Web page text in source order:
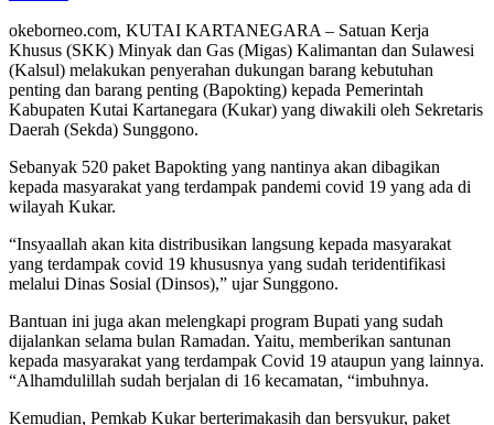
okeborneo.com, KUTAI KARTANEGARA – Satuan Kerja
Khusus (SKK) Minyak dan Gas (Migas) Kalimantan dan Sulawesi
(Kalsul) melakukan penyerahan dukungan barang kebutuhan
penting dan barang penting (Bapokting) kepada Pemerintah
Kabupaten Kutai Kartanegara (Kukar) yang diwakili oleh Sekretaris
Daerah (Sekda) Sunggono.
Sebanyak 520 paket Bapokting yang nantinya akan dibagikan
kepada masyarakat yang terdampak pandemi covid 19 yang ada di
wilayah Kukar.
“Insyaallah akan kita distribusikan langsung kepada masyarakat
yang terdampak covid 19 khususnya yang sudah teridentifikasi
melalui Dinas Sosial (Dinsos),” ujar Sunggono.
Bantuan ini juga akan melengkapi program Bupati yang sudah
dijalankan selama bulan Ramadan. Yaitu, memberikan santunan
kepada masyarakat yang terdampak Covid 19 ataupun yang lainnya.
“Alhamdulillah sudah berjalan di 16 kecamatan, “imbuhnya.
Kemudian, Pemkab Kukar berterimakasih dan bersyukur, paket